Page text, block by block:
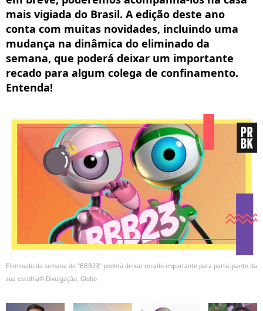
mais vigiada do Brasil. A edição deste ano
conta com muitas novidades, incluindo uma
mudança na dinâmica do eliminado da
semana, que poderá deixar um importante
recado para algum colega de confinamento.
Entenda!
Eliminado da semana do "BBB23" poderá deixar recado importante para participante da
sua escolha© Divulgação, Globo